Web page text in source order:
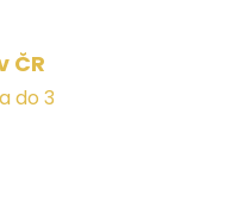
ČR
do 3